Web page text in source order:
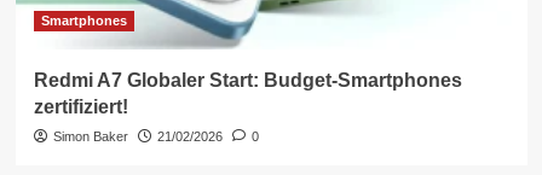
Smartphones
Redmi A7 Globaler Start: Budget-Smartphones
zertifiziert!
Simon Baker 21/02/2026 0